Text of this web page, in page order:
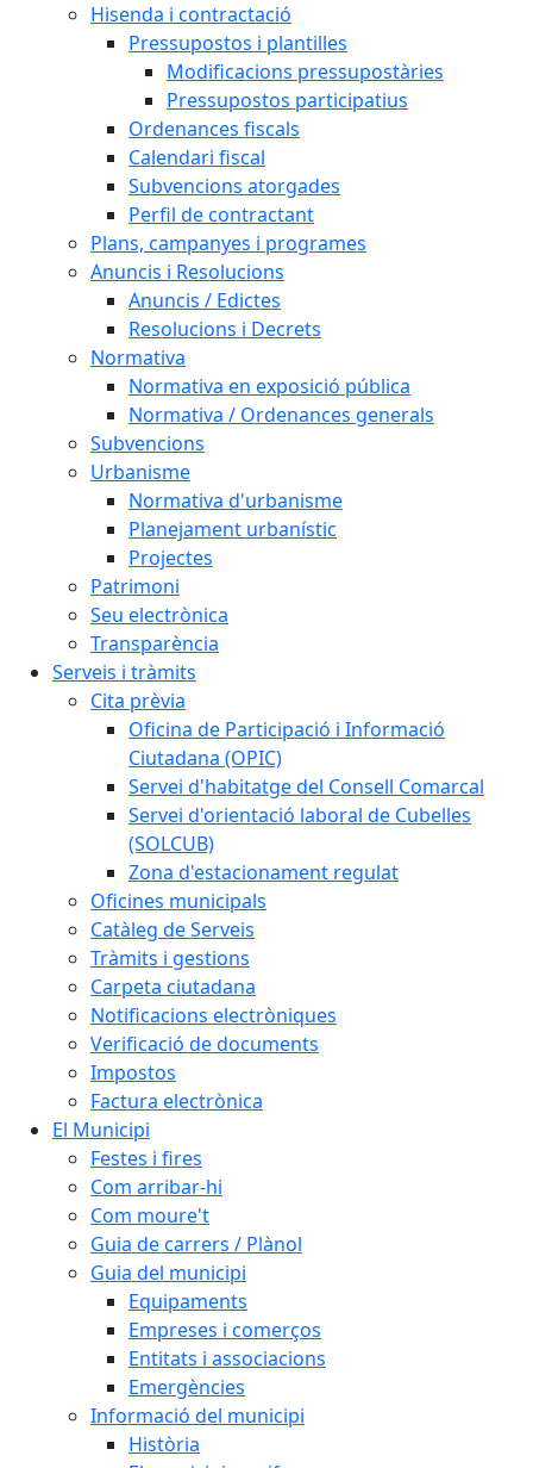
Hisenda i contractació
Pressupostos i plantilles
Modificacions pressupostàries
Pressupostos participatius
Ordenances fiscals
Calendari fiscal
Subvencions atorgades
Perfil de contractant
Plans, campanyes i programes
Anuncis i Resolucions
Anuncis / Edictes
Resolucions i Decrets
Normativa
Normativa en exposició pública
Normativa / Ordenances generals
Subvencions
Urbanisme
Normativa d'urbanisme
Planejament urbanístic
Projectes
Patrimoni
Seu electrònica
Transparència
Serveis i tràmits
Cita prèvia
Oficina de Participació i Informació
Ciutadana (OPIC)
Servei d'habitatge del Consell Comarcal
Servei d'orientació laboral de Cubelles
(SOLCUB)
Zona d'estacionament regulat
Oficines municipals
Catàleg de Serveis
Tràmits i gestions
Carpeta ciutadana
Notificacions electròniques
Verificació de documents
Impostos
Factura electrònica
El Municipi
Festes i fires
Com arribar-hi
Com moure't
Guia de carrers / Plànol
Guia del municipi
Equipaments
Empreses i comerços
Entitats i associacions
Emergències
Informació del municipi
Història